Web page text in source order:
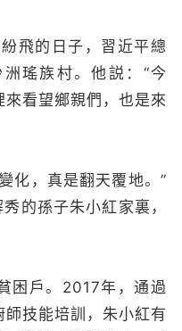
飛的日子，習近平總
瑤族村。他説：“今
看望鄉親們，也是來
化，真是翻天覆地。”
的孫子朱小紅家裏，
困戶。2017年，通過
技能培訓，朱小紅有